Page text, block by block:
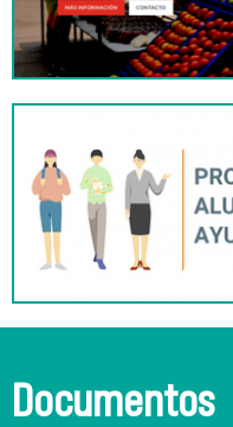
Documentos